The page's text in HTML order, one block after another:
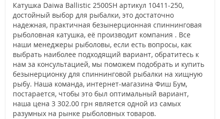
Катушка Daiwa Ballistic 2500SH артикул 10411-250,
достойный выбор для рыбалки, это достаточно
надежная, практичная безынерционная спиннинговая
рыболовная катушка, её производит компания . Все
наши менеджеры рыболовы, если есть вопросы, как
выбрать наиболее подходящий вариант, обратитесь к
нам за консультацией, мы поможем подобрать и купить
безынерционку для спиннинговой рыбалки на хищную
рыбу. Наша команда, интернет-магазина Фиш Бум,
постарается, чтобы это был оптимальный вариант,
наша цена 3 302.00 грн является одной из самых
разумных на рынке рыболовных товаров.